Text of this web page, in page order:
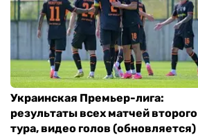
Украинская Премьер-лига:
результаты всех матчей второго
тура, видео голов (обновляется)